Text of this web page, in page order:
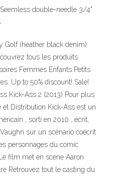
double-needle 3/4"
Golf (heather black denim)
tous les produits.
Femmes Enfants Petits
Up to 50% discount! Sale!
Kick-Ass 2 (2013) Pour plus
et Distribution Kick-Ass est un
, sorti en 2010 , écrit,
sur un scénario coécrit
personnages du comic
film met en scène Aaron
Retrouvez tout le casting du